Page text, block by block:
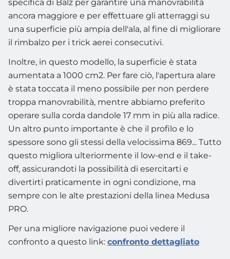
specifica di Balz per garantire una manovrabilità
ancora maggiore e per effettuare gli atterraggi su
una superficie più ampia dell'ala, al fine di migliorare
il rimbalzo per i trick aerei consecutivi.
Inoltre, in questo modello, la superficie è stata
aumentata a 1000 cm2. Per fare ciò, l'apertura alare
è stata toccata il meno possibile per non perdere
troppa manovrabilità, mentre abbiamo preferito
operare sulla corda dandole 17 mm in più alla radice.
Un altro punto importante è che il profilo e lo
spessore sono gli stessi della velocissima 869... Tutto
questo migliora ulteriormente il low-end e il take-
off, assicurandoti la possibilità di esercitarti e
divertirti praticamente in ogni condizione, ma
sempre con le alte prestazioni della linea Medusa
PRO.
Per una migliore navigazione puoi vedere il
confronto a questo link: confronto dettagliato